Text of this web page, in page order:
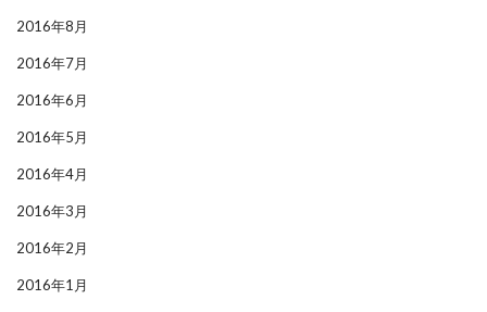
2016年8月
2016年7月
2016年6月
2016年5月
2016年4月
2016年3月
2016年2月
2016年1月